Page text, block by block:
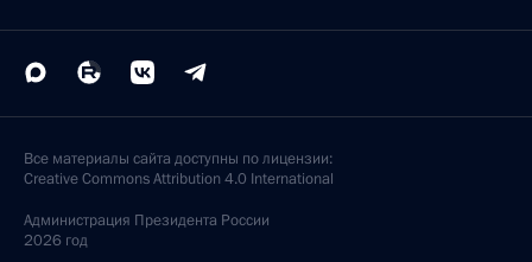
Все материалы сайта доступны по лицензии:
Creative Commons Attribution 4.0 International
Администрация Президента России
2026 год